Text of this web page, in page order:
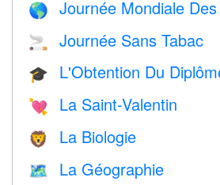
🌎 Journée Mondiale
🚬 Journée Sans Tabac
🎓 L'Obtention Du
💘 La Saint-Valentin
🦁 La Biologie
🗺 La Géographie